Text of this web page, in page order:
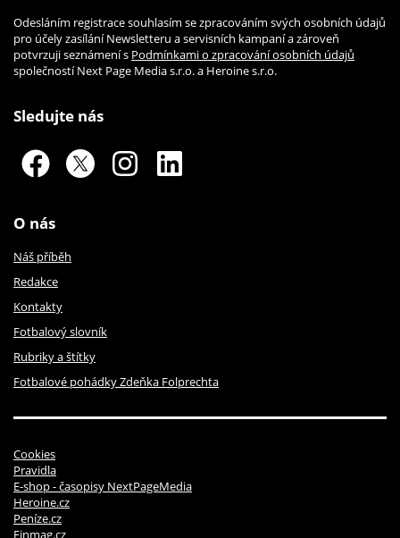
Odesláním registrace souhlasím se zpracováním svých osobních údajů
pro účely zasílání Newsletteru a servisních kampaní a zároveň
potvrzuji seznámení s Podmínkami o zpracování osobních údajů
společností Next Page Media s.r.o. a Heroine s.r.o.
Sledujte nás
O nás
Náš příběh
Redakce
Kontakty
Fotbalový slovník
Rubriky a štítky
Fotbalové pohádky Zdeňka Folprechta
Cookies
Pravidla
E-shop - časopisy NextPageMedia
Heroine.cz
Peníze.cz
Finmag.cz